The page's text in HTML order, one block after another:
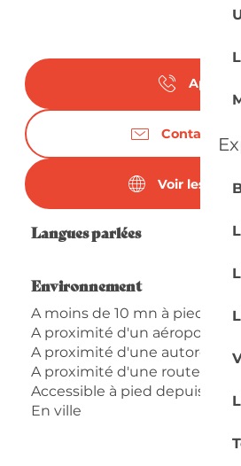
Appeler
Contactez-
Voir les
Langues parlées
Langues parlées
Environnement
Environnement
A moins de 10 mn à pied de
A proximité d'un aéroport
A proximité d'une autoroute
A proximité d'une route
Accessible à pied depuis l'OT
En ville